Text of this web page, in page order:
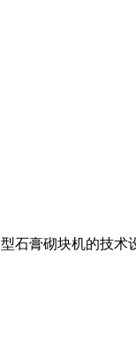
石膏砌块机的技术